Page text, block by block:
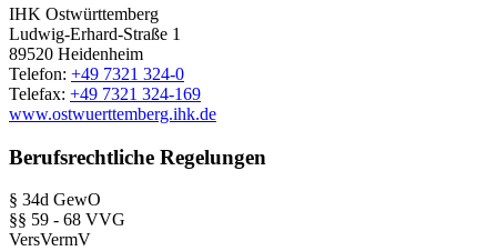
IHK Ostwürttemberg
Ludwig-Erhard-Straße 1
89520 Heidenheim
Telefon: +49 7321 324-0
Telefax: +49 7321 324-169
www.ostwuerttemberg.ihk.de
Berufsrechtliche Regelungen
§ 34d GewO
§§ 59 - 68 VVG
VersVermV